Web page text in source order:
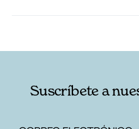
Suscríbete a